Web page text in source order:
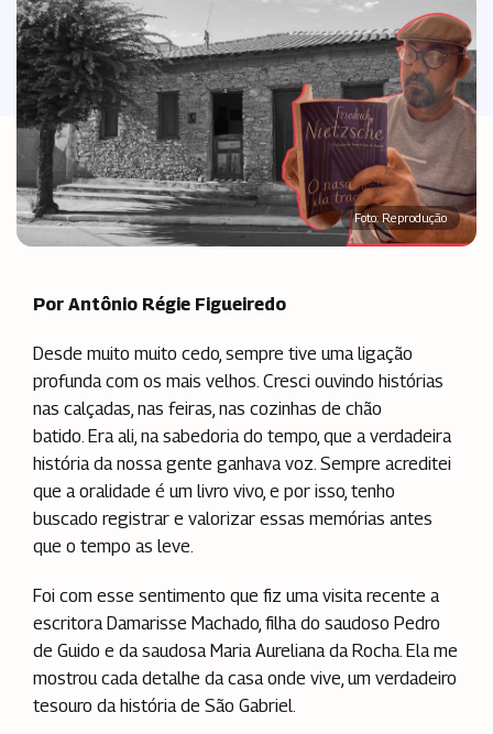
Foto: Reprodução
Por Antônio Régie Figueiredo
Desde muito muito cedo, sempre tive uma ligação
profunda com os mais velhos. Cresci ouvindo histórias
nas calçadas, nas feiras, nas cozinhas de chão
batido. Era ali, na sabedoria do tempo, que a verdadeira
história da nossa gente ganhava voz. Sempre acreditei
que a oralidade é um livro vivo, e por isso, tenho
buscado registrar e valorizar essas memórias antes
que o tempo as leve.
Foi com esse sentimento que fiz uma visita recente a
escritora Damarisse Machado, filha do saudoso Pedro
de Guido e da saudosa Maria Aureliana da Rocha. Ela me
mostrou cada detalhe da casa onde vive, um verdadeiro
tesouro da história de São Gabriel.